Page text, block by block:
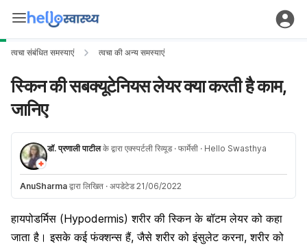
त्वचा संबंधित समस्याएं त्वचा की अन्य समस्याएं
स्किन की सबक्यूटेनियस लेयर क्या करती है काम,
जानिए
डॉ. प्रणाली पाटीलके द्वारा एक्स्पर्टली रिव्यूड · फार्मेसी · Hello Swasthya
AnuSharma द्वारा लिखित · अपडेटेड 21/06/2022
हायपोडर्मिस (Hypodermis) शरीर की स्किन के बॉटम लेयर को कहा
जाता है। इसके कई फंक्शन्स हैं, जैसे शरीर को इंसुलेट करना, शरीर को